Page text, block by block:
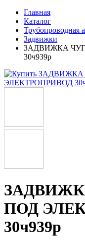
Главная
Каталог
Трубопроводная
Задвижки
ЗАДВИЖКА
30ч939р
ПОД
30ч939р